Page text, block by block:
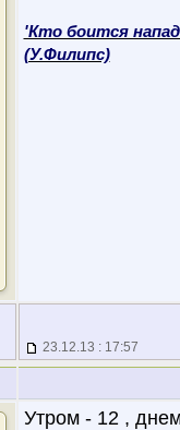
'Кто боится
(У.Филипс)
23.12.13 : 17:57
Утром - 12 ,